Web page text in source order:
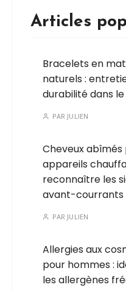
Articles
Bracelets en
naturels :
durabilité dans
PAR JULIEN
Cheveux abîmés
appareils
reconnaître les
avant-courrants
PAR JULIEN
Allergies aux
pour hommes :
les allergènes